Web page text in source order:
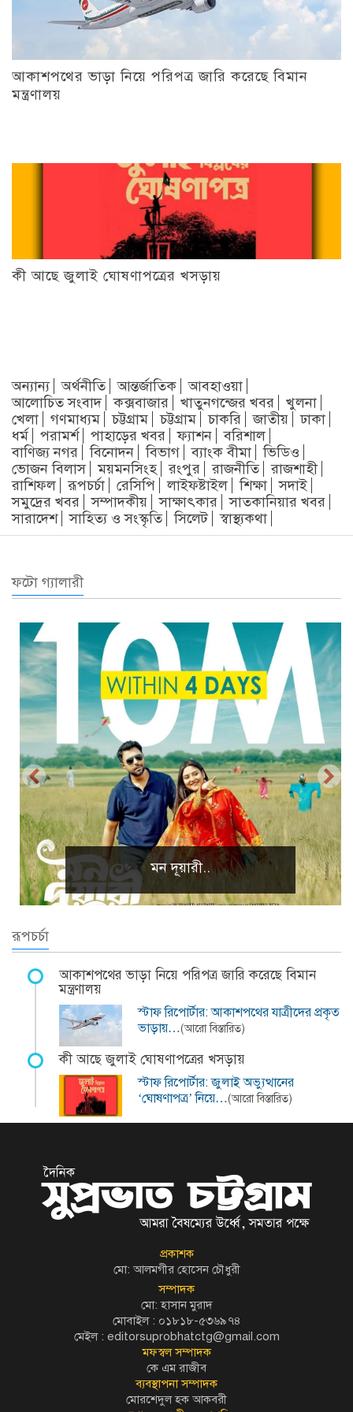
আকাশপথের ভাড়া নিয়ে পরিপত্র জারি করেছে বিমান
মন্ত্রণালয়
কী আছে জুলাই ঘোষণাপত্রের খসড়ায়
অন্যান্য অর্থনীতি আন্তর্জাতিক
আবহাওয়া
আলোচিত সংবাদ
কক্সবাজার খাতুনগন্জের খবর
খুলনা
খেলা
গণমাধ্যম চট্টগ্রাম চট্টগ্রাম চাকরি জাতীয়
ঢাকা
ধর্ম
পরামর্শ পাহাড়ের খবর ফ্যাশন
বরিশাল
বাণিজ্য নগর
বিনোদন বিভাগ ব্যাংক বীমা
ভিডিও
ভোজন বিলাস
ময়মনসিংহ রংপুর রাজনীতি
রাজশাহী
রাশিফল
রূপচর্চা রেসিপি লাইফষ্টাইল শিক্ষা
সদাই
সমুদ্রের খবর
সম্পাদকীয় সাক্ষাৎকার
সাতকানিয়ার খবর
সারাদেশ
সাহিত্য ও সংস্কৃতি সিলেট স্বাস্থ্যকথা
ফটো গ্যালারী
মন দূয়ারী..
রূপচর্চা
আকাশপথের ভাড়া নিয়ে পরিপত্র জারি করেছে বিমান
মন্ত্রণালয়
স্টাফ রিপোর্টার: আকাশপথের যাত্রীদের প্রকৃত
ভাড়ায়…(আরো বিস্তারিত)
কী আছে জুলাই ঘোষণাপত্রের খসড়ায়
স্টাফ রিপোর্টার: জুলাই অভ্যুত্থানের
‘ঘোষণাপত্র’ নিয়ে…(আরো বিস্তারিত)
প্রকাশক
মো: আলমগীর হোসেন চৌধুরী
সম্পাদক
মো: হাসান মুরাদ
মোবাইল : ০১৮১৮-৫৩৬৯৭৪
মেইল : editorsuprobhatctg@gmail.com
মফস্বল সম্পাদক
কে এম রাজীব
ব্যবস্থাপনা সম্পাদক
মোরশেদুল হক আকবরী